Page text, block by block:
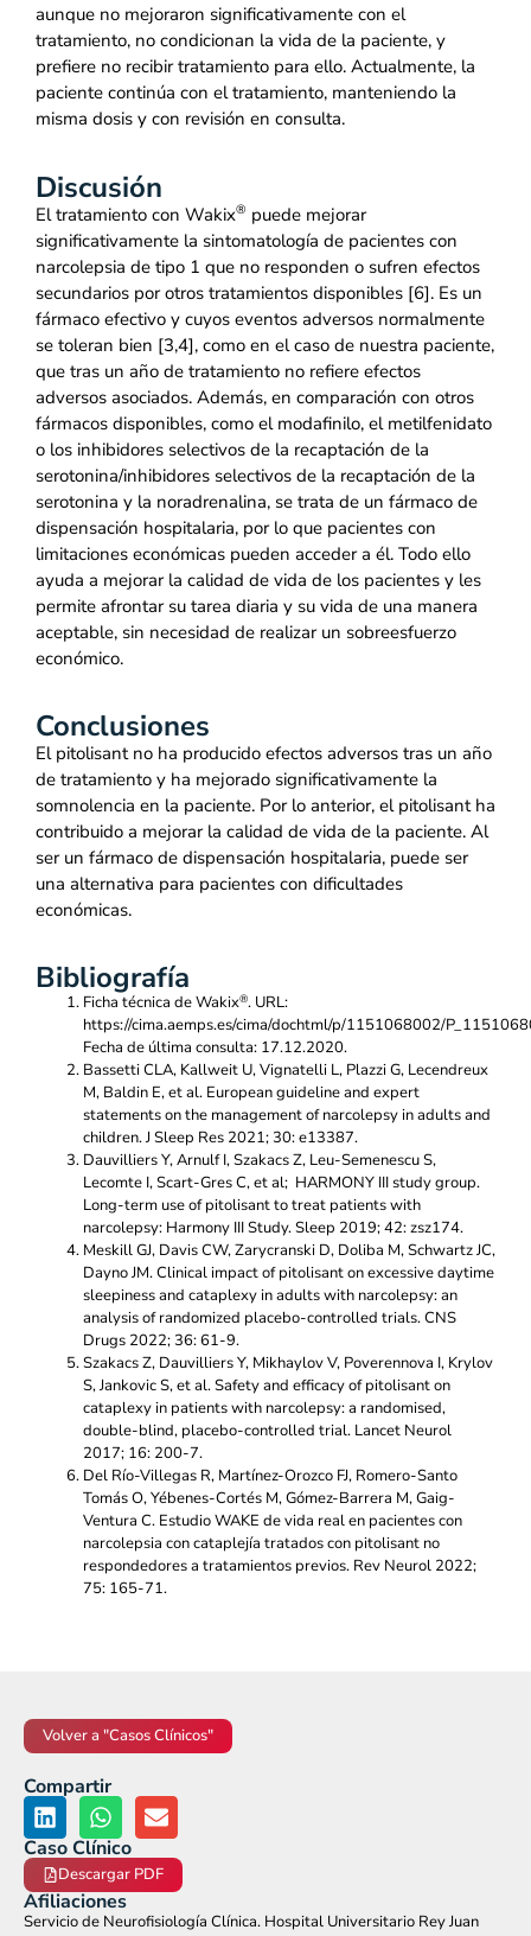
aunque no mejoraron significativamente con el
tratamiento, no condicionan la vida de la paciente, y
prefiere no recibir tratamiento para ello. Actualmente, la
paciente continúa con el tratamiento, manteniendo la
misma dosis y con revisión en consulta.
Discusión
El tratamiento con Wakix® puede mejorar
significativamente la sintomatología de pacientes con
narcolepsia de tipo 1 que no responden o sufren efectos
secundarios por otros tratamientos disponibles [6]. Es un
fármaco efectivo y cuyos eventos adversos normalmente
se toleran bien [3,4], como en el caso de nuestra paciente,
que tras un año de tratamiento no refiere efectos
adversos asociados. Además, en comparación con otros
fármacos disponibles, como el modafinilo, el metilfenidato
o los inhibidores selectivos de la recaptación de la
serotonina/inhibidores selectivos de la recaptación de la
serotonina y la noradrenalina, se trata de un fármaco de
dispensación hospitalaria, por lo que pacientes con
limitaciones económicas pueden acceder a él. Todo ello
ayuda a mejorar la calidad de vida de los pacientes y les
permite afrontar su tarea diaria y su vida de una manera
aceptable, sin necesidad de realizar un sobreesfuerzo
económico.
Conclusiones
El pitolisant no ha producido efectos adversos tras un año
de tratamiento y ha mejorado significativamente la
somnolencia en la paciente. Por lo anterior, el pitolisant ha
contribuido a mejorar la calidad de vida de la paciente. Al
ser un fármaco de dispensación hospitalaria, puede ser
una alternativa para pacientes con dificultades
económicas.
Bibliografía
Ficha técnica de Wakix®. URL:
https://cima.aemps.es/cima/dochtml/p/1151068002/
Fecha de última consulta: 17.12.2020.
Bassetti CLA, Kallweit U, Vignatelli L, Plazzi G, Lecendreux
M, Baldin E, et al. European guideline and expert
statements on the management of narcolepsy in adults and
children. J Sleep Res 2021; 30: e13387.
Dauvilliers Y, Arnulf I, Szakacs Z, Leu-Semenescu S,
Lecomte I, Scart-Gres C, et al; HARMONY III study group.
Long-term use of pitolisant to treat patients with
narcolepsy: Harmony III Study. Sleep 2019; 42: zsz174.
Meskill GJ, Davis CW, Zarycranski D, Doliba M, Schwartz JC,
Dayno JM. Clinical impact of pitolisant on excessive daytime
sleepiness and cataplexy in adults with narcolepsy: an
analysis of randomized placebo-controlled trials. CNS
Drugs 2022; 36: 61-9.
Szakacs Z, Dauvilliers Y, Mikhaylov V, Poverennova I, Krylov
S, Jankovic S, et al. Safety and efficacy of pitolisant on
cataplexy in patients with narcolepsy: a randomised,
double-blind, placebo-controlled trial. Lancet Neurol
2017; 16: 200-7.
Del Río-Villegas R, Martínez-Orozco FJ, Romero-Santo
Tomás O, Yébenes-Cortés M, Gómez-Barrera M, Gaig-
Ventura C. Estudio WAKE de vida real en pacientes con
narcolepsia con cataplejía tratados con pitolisant no
respondedores a tratamientos previos. Rev Neurol 2022;
75: 165-71.
Volver a "Casos Clínicos"
Compartir
Caso Clínico
Descargar PDF
Afiliaciones
Servicio de Neurofisiología Clínica. Hospital Universitario Rey Juan